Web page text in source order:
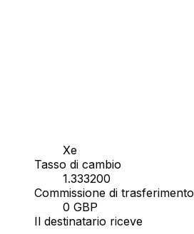
Xe
Tasso di cambio
1.333200
Commissione di trasferimento
0 GBP
Il destinatario riceve